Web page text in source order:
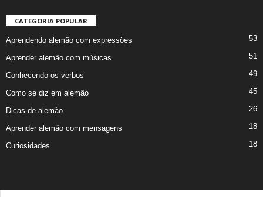
CATEGORIA POPULAR
Aprendendo alemão com expressões 53
Aprender alemão com músicas 51
Conhecendo os verbos 49
Como se diz em alemão 45
Dicas de alemão 26
Aprender alemão com mensagens 18
Curiosidades 18